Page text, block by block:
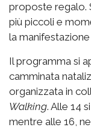
proposte regalo.
più piccoli e
la
Il programma si
camminata
organizzata in
Walking. Alle 14
mentre alle 16,